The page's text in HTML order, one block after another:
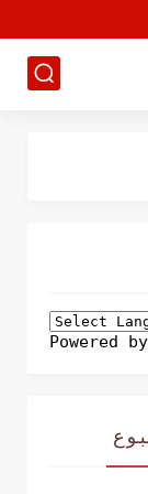
Powered by